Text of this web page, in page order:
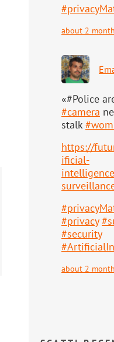
#
about 2
«#Police
#camera
stalk#
https://
ificial-
intell
#
#privacy #
#security
#
about 2